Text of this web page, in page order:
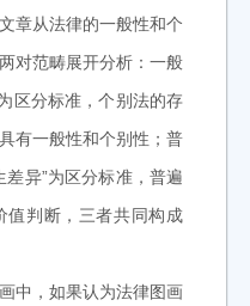
章从法律的一般性和个
对范畴展开分析：一般
区分标准，个别法的存
有一般性和个别性；普
异”为区分标准，普遍
值判断，三者共同构成
中，如果认为法律图画